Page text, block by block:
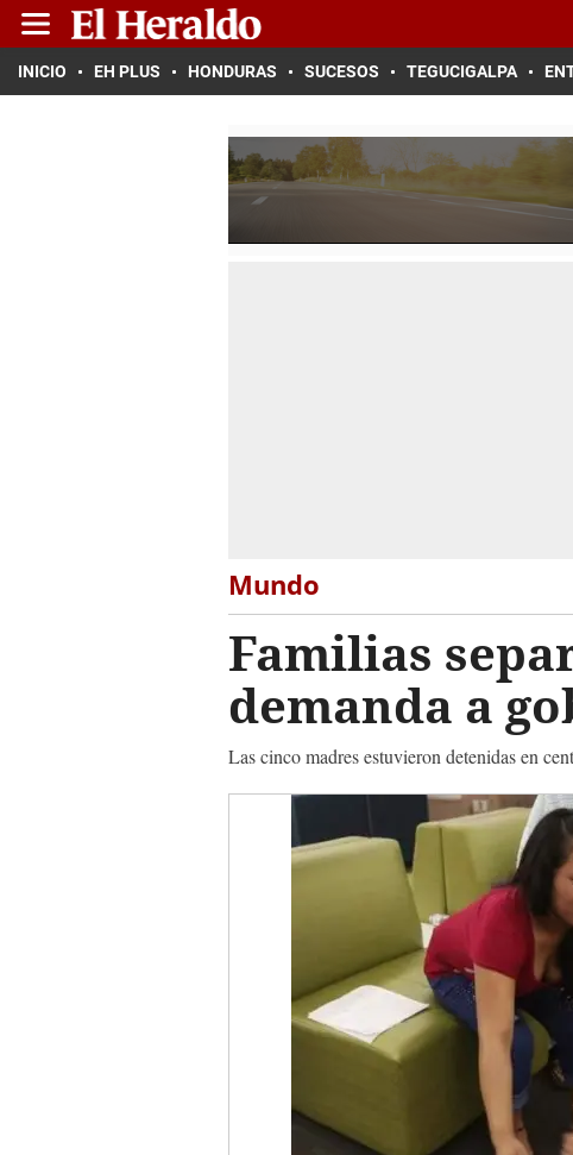
INICIO EH PLUS HONDURAS SUCESOS TEGUCIGALPA
Mundo
Familias
demanda a
Las cinco madres estuvieron detenidas en